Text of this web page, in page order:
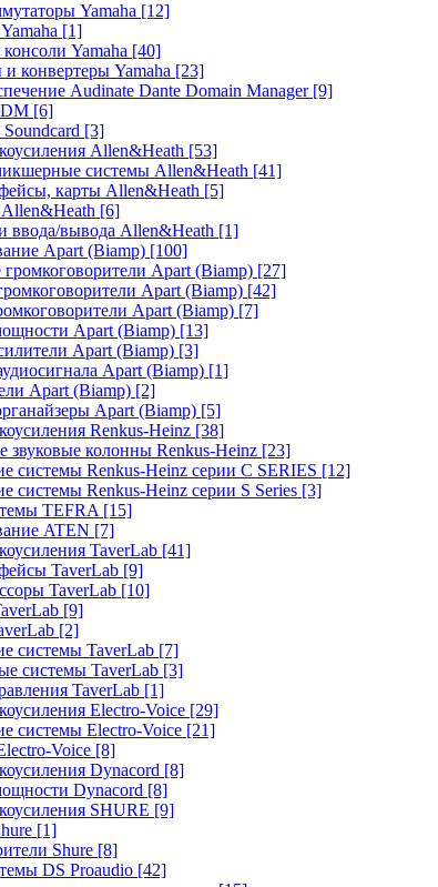
Yamaha [12]
[1]
Yamaha [40]
конвертеры Yamaha [23]
Audinate Dante Domain Manager [9]
[6]
[3]
Allen&Heath [53]
системы Allen&Heath [41]
карты Allen&Heath [5]
[6]
ввода/вывода Allen&Heath [1]
Apart (Biamp) [100]
Apart (Biamp) [27]
Apart (Biamp) [42]
Apart (Biamp) [7]
Apart (Biamp) [13]
Apart (Biamp) [3]
Apart (Biamp) [1]
Apart (Biamp) [2]
Apart (Biamp) [5]
Renkus-Heinz [38]
звуковые колонны Renkus-Heinz [23]
системы Renkus-Heinz серии C SERIES [12]
системы Renkus-Heinz серии S Series [3]
TEFRA [15]
ATEN [7]
TaverLab [41]
TaverLab [9]
TaverLab [10]
[9]
[2]
системы TaverLab [7]
системы TaverLab [3]
TaverLab [1]
Electro-Voice [29]
системы Electro-Voice [21]
Voice [8]
Dynacord [8]
Dynacord [8]
SHURE [9]
[1]
Shure [8]
DS Proaudio [42]